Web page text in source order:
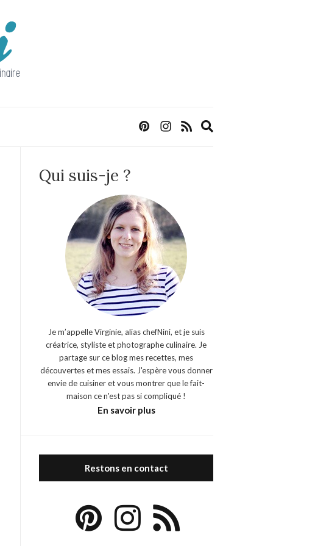
Qui suis-je ?
Je m’appelle Virginie, alias chefNini, et je suis
créatrice, styliste et photographe culinaire. Je
partage sur ce blog mes recettes, mes
découvertes et mes essais. J'espère vous donner
envie de cuisiner et vous montrer que le fait-
maison ce n'est pas si compliqué !
En savoir plus
Restons en contact